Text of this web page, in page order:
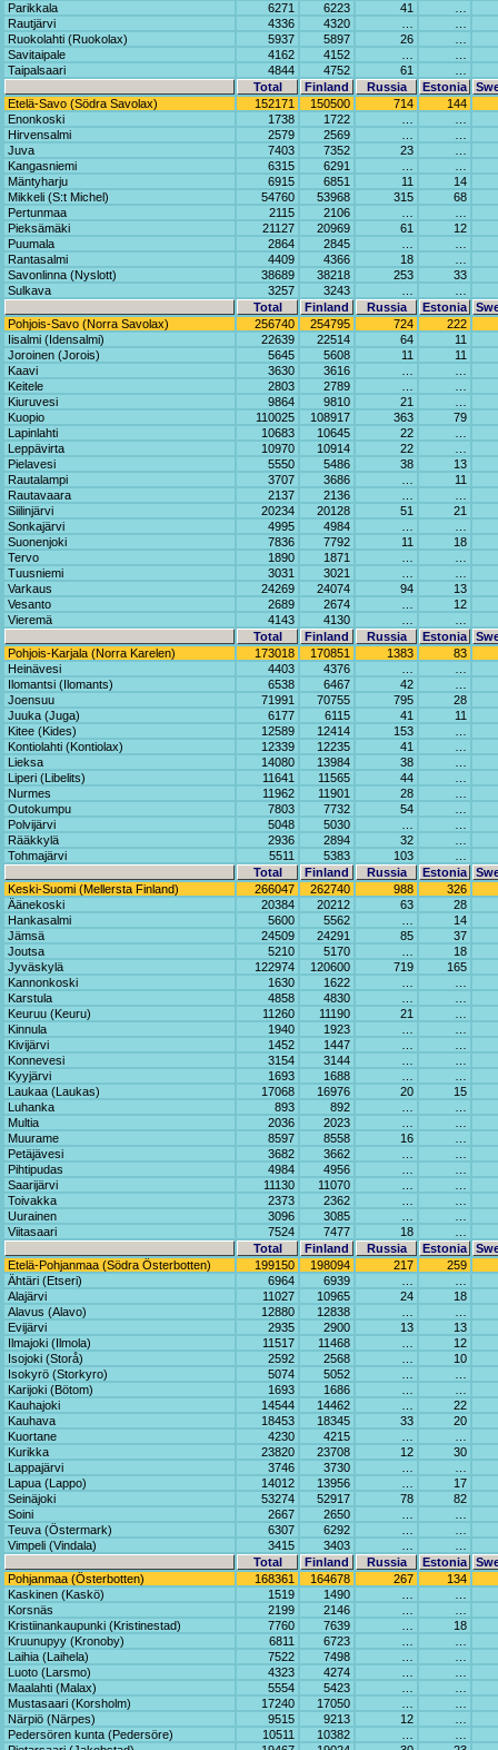
Parikkala
6271 6223 41
Rautjärvi
4336 4320
Ruokolahti (Ruokolax)
5937 5897 26
Savitaipale
4162 4152
Taipalsaari
4844 4752 61
Total
Finland Russia Estonia
Etelä-Savo (Södra Savolax)
152171 150500 714
144
Enonkoski
1738 1722
Hirvensalmi
2579 2569
Juva
7403 7352 23
Kangasniemi
6315 6291
Mäntyharju
6915 6851 11
14
Mikkeli (S:t Michel)
54760 53968 315
68
Pertunmaa
2115 2106
Pieksämäki
21127 20969 61
12
Puumala
2864 2845
Rantasalmi
4409 4366 18
Savonlinna (Nyslott)
38689 38218 253
33
Sulkava
3257 3243
Total
Finland Russia Estonia
Pohjois-Savo (Norra Savolax)
256740 254795 724
222
Iisalmi (Idensalmi)
22639 22514 64
11
Joroinen (Jorois)
5645 5608 11
11
Kaavi
3630 3616
Keitele
2803 2789
Kiuruvesi
9864 9810 21
Kuopio
110025 108917 363
79
Lapinlahti
10683 10645 22
Leppävirta
10970 10914 22
Pielavesi
5550 5486 38
13
Rautalampi
3707 3686
11
Rautavaara
2137 2136
Siilinjärvi
20234 20128 51
21
Sonkajärvi
4995 4984
Suonenjoki
7836 7792 11
18
Tervo
1890 1871
Tuusniemi
3031 3021
Varkaus
24269 24074 94
13
Vesanto
2689 2674
12
Vieremä
4143 4130
Total
Finland Russia Estonia
Pohjois-Karjala (Norra Karelen)
173018 170851 1383
83
Heinävesi
4403 4376
Ilomantsi (Ilomants)
6538 6467 42
Joensuu
71991 70755 795
28
Juuka (Juga)
6177 6115 41
11
Kitee (Kides)
12589 12414 153
Kontiolahti (Kontiolax)
12339 12235 41
Lieksa
14080 13984 38
Liperi (Libelits)
11641 11565 44
Nurmes
11962 11901 28
Outokumpu
7803 7732 54
Polvijärvi
5048 5030
Rääkkylä
2936 2894 32
Tohmajärvi
5511 5383 103
Total
Finland Russia Estonia
Keski-Suomi (Mellersta Finland)
266047 262740 988
326
Äänekoski
20384 20212 63
28
Hankasalmi
5600 5562
14
Jämsä
24509 24291 85
37
Joutsa
5210 5170
18
Jyväskylä
122974 120600 719
165
Kannonkoski
1630 1622
Karstula
4858 4830
Keuruu (Keuru)
11260 11190 21
Kinnula
1940 1923
Kivijärvi
1452 1447
Konnevesi
3154 3144
Kyyjärvi
1693 1688
Laukaa (Laukas)
17068 16976 20
15
Luhanka
893 892
Multia
2036 2023
Muurame
8597 8558 16
Petäjävesi
3682 3662
Pihtipudas
4984 4956
Saarijärvi
11130 11070
Toivakka
2373 2362
Uurainen
3096 3085
Viitasaari
7524 7477 18
Total
Finland Russia Estonia
Etelä-Pohjanmaa (Södra Österbotten)
199150 198094 217
259
Ähtäri (Etseri)
6964 6939
Alajärvi
11027 10965 24
18
Alavus (Alavo)
12880 12838
Evijärvi
2935 2900 13
13
Ilmajoki (Ilmola)
11517 11468
12
Isojoki (Storå)
2592 2568
10
Isokyrö (Storkyro)
5074 5052
Karijoki (Bötom)
1693 1686
Kauhajoki
14544 14462
22
Kauhava
18453 18345 33
20
Kuortane
4230 4215
Kurikka
23820 23708 12
30
Lappajärvi
3746 3730
Lapua (Lappo)
14012 13956
17
Seinäjoki
53274 52917 78
82
Soini
2667 2650
Teuva (Östermark)
6307 6292
Vimpeli (Vindala)
3415 3403
Total
Finland Russia Estonia
Pohjanmaa (Österbotten)
168361 164678 267
134
Kaskinen (Kaskö)
1519 1490
Korsnäs
2199 2146
Kristiinankaupunki (Kristinestad)
7760 7639
18
Kruunupyy (Kronoby)
6811 6723
Laihia (Laihela)
7522 7498
Luoto (Larsmo)
4323 4274
Maalahti (Malax)
5554 5423
Mustasaari (Korsholm)
17240 17050
Närpiö (Närpes)
9515 9213 12
Pedersören kunta (Pedersöre)
10511 10382